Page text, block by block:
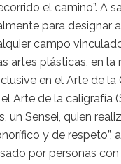
el camino”. A
para designar
campo
artes plásticas, en la
en el Arte de la
Arte de la caligrafía
un Sensei, quien
y de respeto”,
por personas